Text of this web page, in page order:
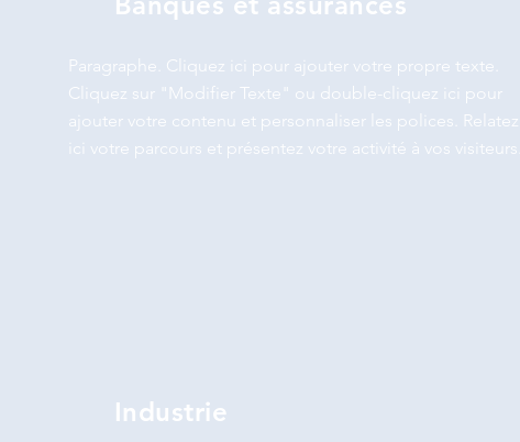
Paragraphe. Cliquez ici pour ajouter votre propre texte.
Cliquez sur "Modifier Texte" ou double-cliquez ici pour
ajouter votre contenu et personnaliser les polices. Relatez
ici votre parcours et présentez votre activité à vos visiteurs.
Industrie